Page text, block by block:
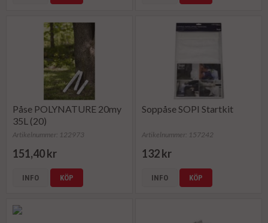
Påse POLYNATURE 20my
35L (20)
Artikelnummer: 122973
151,40 kr
INFO KÖP
Soppåse SOPI Startkit
Artikelnummer: 157242
132 kr
INFO KÖP